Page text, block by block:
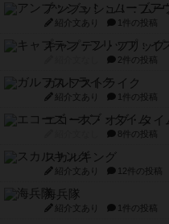
アンブッシュ！：ムー
紹介文あり 1件の投稿
キャプテン・フリッ
2件の投稿
ガルフストライク
紹介文あり 1件の投稿
エコーズ・オブ・タイ
8件の投稿
スカルキング
紹介文あり 12件の投稿
海兵隊
紹介文あり 1件の投稿